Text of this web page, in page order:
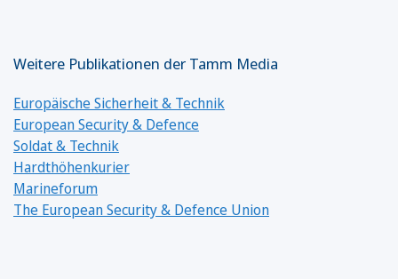
Weitere Publikationen der Tamm Media
Europäische Sicherheit & Technik
European Security & Defence
Soldat & Technik
Hardthöhenkurier
Marineforum
The European Security & Defence Union